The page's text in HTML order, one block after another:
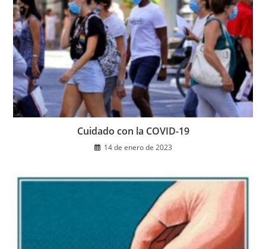
Cuidado con la COVID-19
14 de enero de 2023